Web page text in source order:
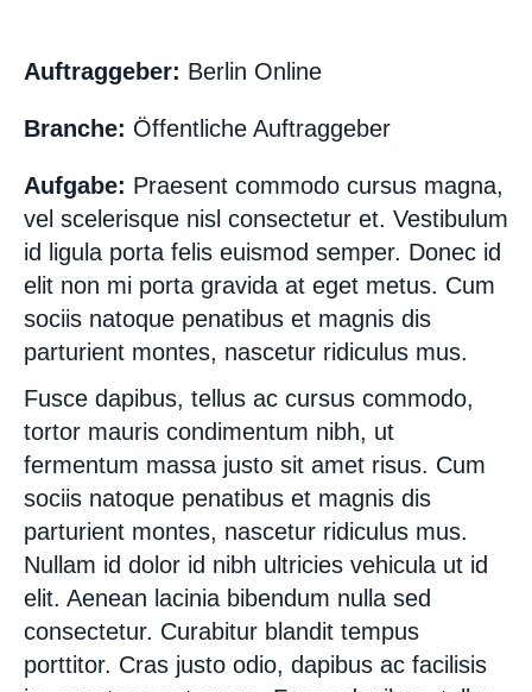
Auftraggeber: Berlin Online
Branche: Öffentliche Auftraggeber
Aufgabe: Praesent commodo cursus magna,
vel scelerisque nisl consectetur et. Vestibulum
id ligula porta felis euismod semper. Donec id
elit non mi porta gravida at eget metus. Cum
sociis natoque penatibus et magnis dis
parturient montes, nascetur ridiculus mus.
Fusce dapibus, tellus ac cursus commodo,
tortor mauris condimentum nibh, ut
fermentum massa justo sit amet risus. Cum
sociis natoque penatibus et magnis dis
parturient montes, nascetur ridiculus mus.
Nullam id dolor id nibh ultricies vehicula ut id
elit. Aenean lacinia bibendum nulla sed
consectetur. Curabitur blandit tempus
porttitor. Cras justo odio, dapibus ac facilisis